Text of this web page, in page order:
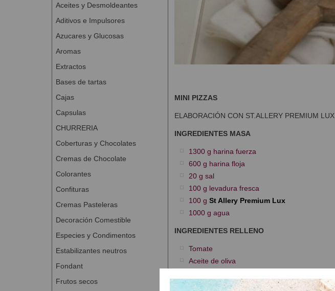
Aceites y Desmoldeantes
Aditivos e Impulsores
Azucares y Glucosas
Aromas
Extractos
Bases de tartas
Cajas
Capsulas
CHURRERIA
Coberturas y Chocolates
Cremas de Chocolate
Colorantes
Confituras
Cremas Pasteleras
Decoración Comestible
Especies y Condimentos
Estabilizantes neutros
Fondant
Frutos secos
MINI PIZZAS
ELABORACIÓN CON ST.ALLERY PREMIUM LUX
INGREDIENTES MASA
1300 g harina fuerza
600 g harina floja
20 g sal
100 g levadura fresca
100 g St Allery Premium Lux
1000 g agua
INGREDIENTES RELLENO
Tomate
Aceite de oliva
Orégano